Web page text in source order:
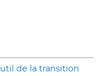
de la transition